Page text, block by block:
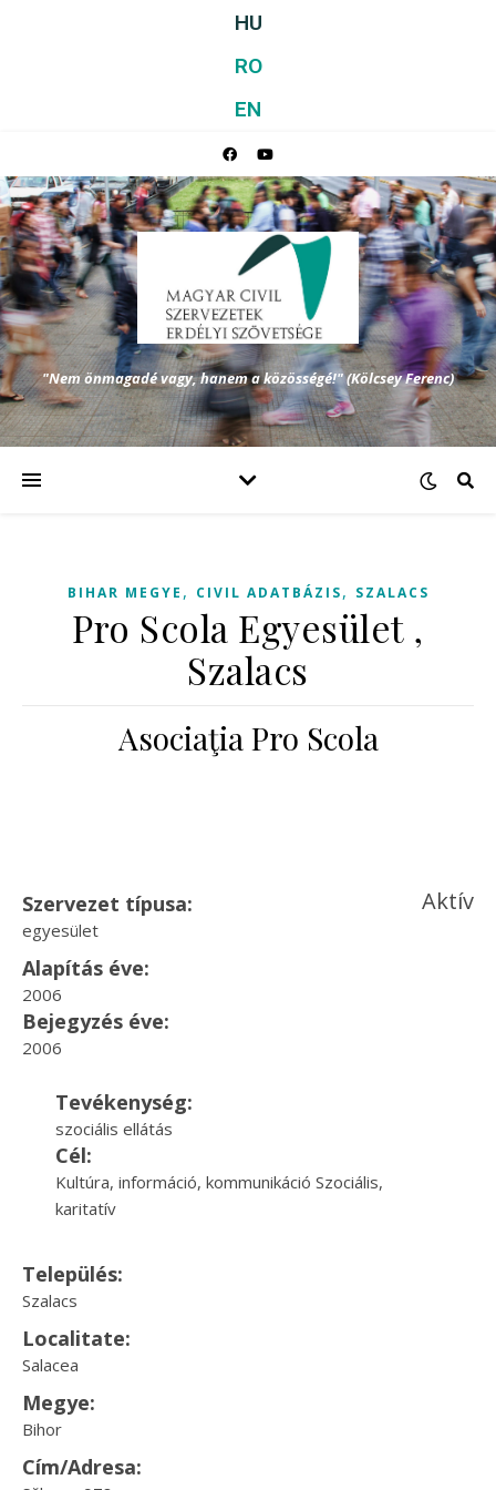
HU
RO
EN
"Nem önmagadé vagy, hanem a közösségé!" (Kölcsey Ferenc)
BIHAR MEGYE , CIVIL ADATBÁZIS, SZALACS
Pro Scola Egyesület ,
Szalacs
Asociaţia Pro Scola
Szervezet típusa:
egyesület
Aktív
Alapítás éve:
2006
Bejegyzés éve:
2006
Tevékenység:
szociális ellátás
Cél:
Kultúra, információ, kommunikáció Szociális,
karitatív
Település:
Szalacs
Localitate:
Salacea
Megye:
Bihor
Cím/Adresa: